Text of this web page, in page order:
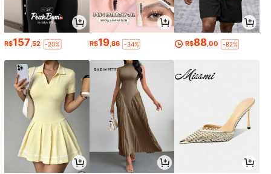
R$157,52 -20% R$19,86 -34% R$88,00 -82%